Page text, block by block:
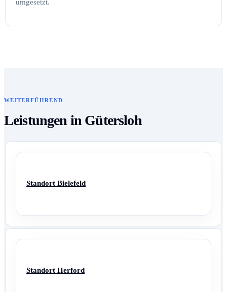
umgesetzt.
WEITERFÜHREND
Leistungen in Gütersloh
Standort Bielefeld
Standort Herford